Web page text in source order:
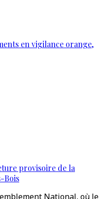
en vigilance orange,
provisoire de la
Bois
National, où le